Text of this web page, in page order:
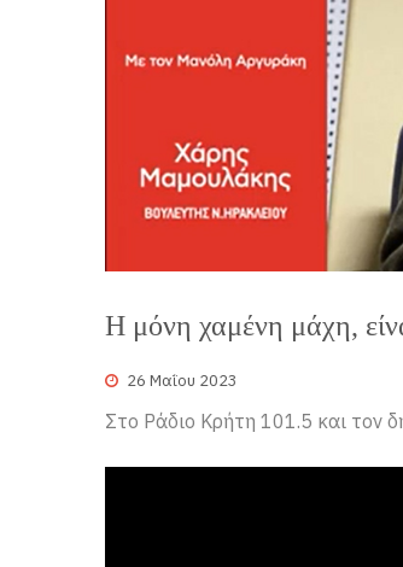
Η μόνη χαμένη μάχη,
26 Μαΐου 2023
Στο Ράδιο Κρήτη 101.5 και τον